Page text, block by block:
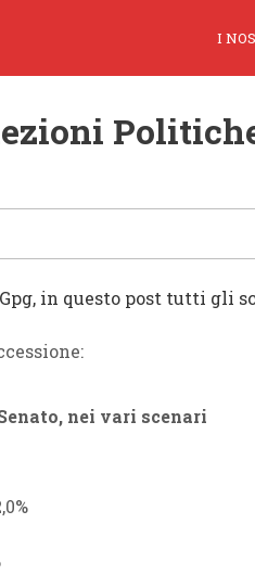
I
in questo post tutti gli
nei vari scenari